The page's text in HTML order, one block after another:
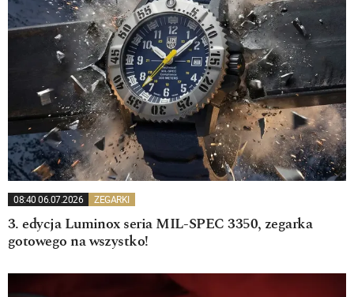
08:40 06.07.2026 ZEGARKI
3. edycja Luminox seria MIL-SPEC 3350, zegarka
gotowego na wszystko!